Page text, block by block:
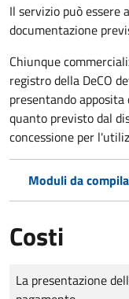
Il servizio può
documentazione
Chiunque
registro della DeCO
presentando
quanto previsto dal
concessione per
Moduli da
Costi
Tipo di pagamento
Importo
La presentazione